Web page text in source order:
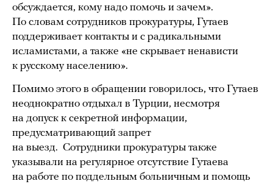
обсуждается, кому надо помочь и зачем».
По словам сотрудников прокуратуры, Гутаев
поддерживает контакты и с радикальными
исламистами, а также «не скрывает ненависти
к русскому населению».
Помимо этого в обращении говорилось, что Гутаев
неоднократно отдыхал в Турции, несмотря
на допуск к секретной информации,
предусматривающий запрет
на выезд. Сотрудники прокуратуры также
указывали на регулярное отсутствие Гутаева
на работе по поддельным больничным и помощь